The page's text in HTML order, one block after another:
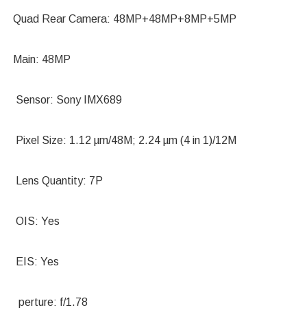
Quad Rear Camera: 48MP+48MP+8MP+5MP
Main: 48MP
Sensor: Sony IMX689
Pixel Size: 1.12 µm/48M; 2.24 µm (4 in 1)/12M
Lens Quantity: 7P
OIS: Yes
EIS: Yes
perture: f/1.78